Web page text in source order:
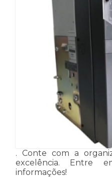
. Conte com a
excelência. Entre
informações!